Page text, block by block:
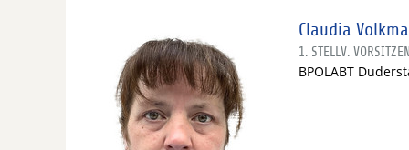
Claudia
1. STELLV.
BPOLABT